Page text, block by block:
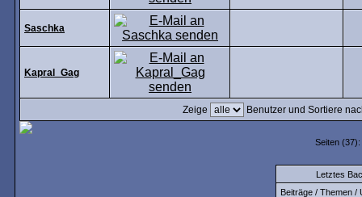
Saschka
Kapral_Gag
Zeige Benutzer und Sortiere
Seiten (37):
Letztes
Beiträge / Themen /